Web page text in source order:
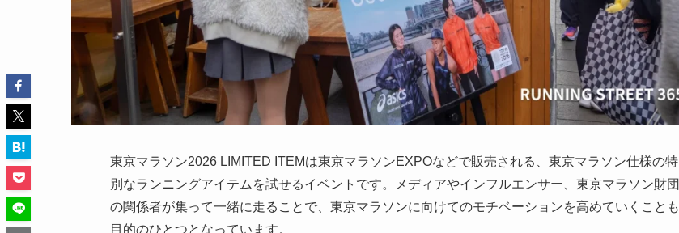
東京マラソン2026 LIMITED ITEMは東京マラソンEXPOなどで販売される、東京マラソン仕様の特
別なランニングアイテムを試せるイベントです。メディアやインフルエンサー、東京マラソン財団
の関係者が集って一緒に走ることで、東京マラソンに向けてのモチベーションを高めていくことも
目的のひとつとなっています。